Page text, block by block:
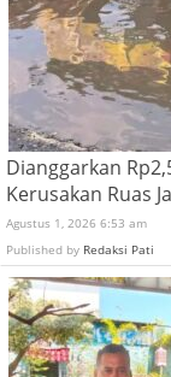
Dianggarkan
Kerusakan Ruas
Agustus 1, 2026 6:53 am
Published by Redaksi Pati